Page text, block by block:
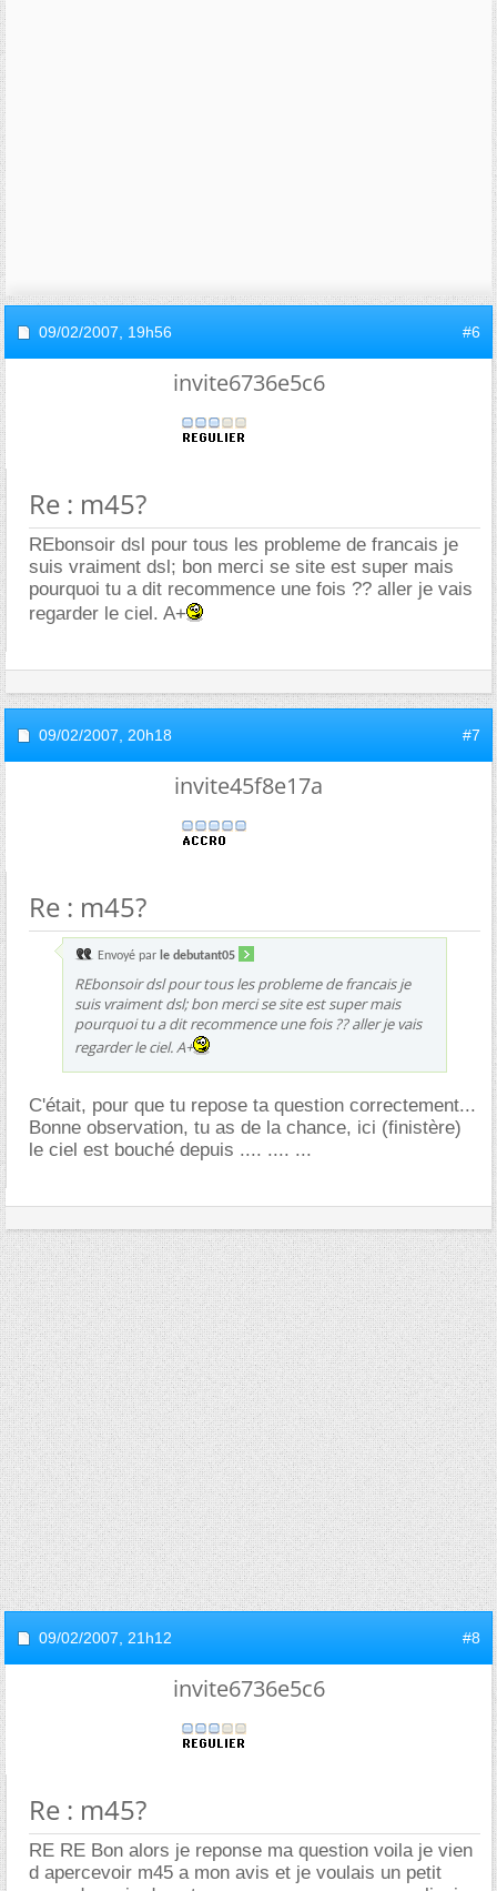
09/02/2007, 19h56 #6
invite6736e5c6
Re : m45?
REbonsoir dsl pour tous les probleme de francais je
suis vraiment dsl; bon merci se site est super mais
pourquoi tu a dit recommence une fois ?? aller je vais
regarder le ciel. A+
09/02/2007, 20h18 #7
invite45f8e17a
Re : m45?
Envoyé par le debutant05
REbonsoir dsl pour tous les probleme de francais je
suis vraiment dsl; bon merci se site est super mais
pourquoi tu a dit recommence une fois ?? aller je vais
regarder le ciel. A+
C'était, pour que tu repose ta question correctement...
Bonne observation, tu as de la chance, ici (finistère)
le ciel est bouché depuis .... .... ...
09/02/2007, 21h12 #8
invite6736e5c6
Re : m45?
RE RE Bon alors je reponse ma question voila je vien
d apercevoir m45 a mon avis et je voulais un petit